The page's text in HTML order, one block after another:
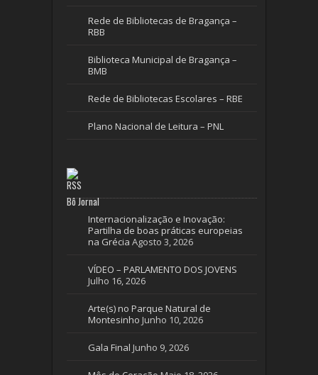
Rede de Bibliotecas de Bragança –
RBB
Biblioteca Municipal de Bragança –
BMB
Rede de Bibliotecas Escolares – RBE
Plano Nacional de Leitura – PNL
Bô Jornal
Internacionalização e Inovação:
Partilha de boas práticas europeias
na Grécia Agosto 3, 2026
VÍDEO – PARLAMENTO DOS JOVENS
Julho 16, 2026
Arte(s) no Parque Natural de
Montesinho Junho 10, 2026
Gala Final Junho 9, 2026